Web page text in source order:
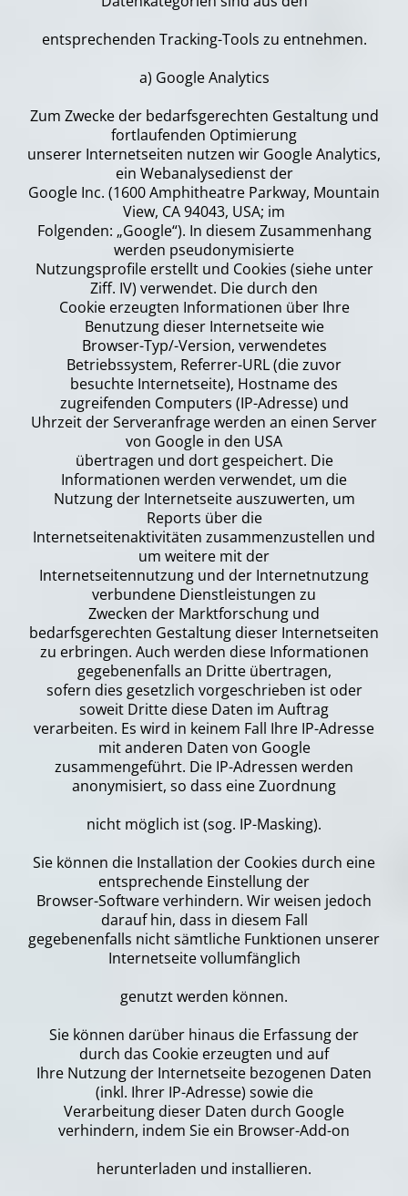
entsprechenden Tracking-Tools zu entnehmen.
a) Google Analytics
Zum Zwecke der bedarfsgerechten Gestaltung und
fortlaufenden Optimierung
unserer Internetseiten nutzen wir Google Analytics,
ein Webanalysedienst der
Google Inc. (1600 Amphitheatre Parkway, Mountain
View, CA 94043, USA; im
Folgenden: „Google“). In diesem Zusammenhang
werden pseudonymisierte
Nutzungsprofile erstellt und Cookies (siehe unter
Ziff. IV) verwendet. Die durch den
Cookie erzeugten Informationen über Ihre
Benutzung dieser Internetseite wie
Browser-Typ/-Version, verwendetes
Betriebssystem, Referrer-URL (die zuvor
besuchte Internetseite), Hostname des
zugreifenden Computers (IP-Adresse) und
Uhrzeit der Serveranfrage werden an einen Server
von Google in den USA
übertragen und dort gespeichert. Die
Informationen werden verwendet, um die
Nutzung der Internetseite auszuwerten, um
Reports über die
Internetseitenaktivitäten zusammenzustellen und
um weitere mit der
Internetseitennutzung und der Internetnutzung
verbundene Dienstleistungen zu
Zwecken der Marktforschung und
bedarfsgerechten Gestaltung dieser Internetseiten
zu erbringen. Auch werden diese Informationen
gegebenenfalls an Dritte übertragen,
sofern dies gesetzlich vorgeschrieben ist oder
soweit Dritte diese Daten im Auftrag
verarbeiten. Es wird in keinem Fall Ihre IP-Adresse
mit anderen Daten von Google
zusammengeführt. Die IP-Adressen werden
anonymisiert, so dass eine Zuordnung
nicht möglich ist (sog. IP-Masking).
Sie können die Installation der Cookies durch eine
entsprechende Einstellung der
Browser-Software verhindern. Wir weisen jedoch
darauf hin, dass in diesem Fall
gegebenenfalls nicht sämtliche Funktionen unserer
Internetseite vollumfänglich
genutzt werden können.
Sie können darüber hinaus die Erfassung der
durch das Cookie erzeugten und auf
Ihre Nutzung der Internetseite bezogenen Daten
(inkl. Ihrer IP-Adresse) sowie die
Verarbeitung dieser Daten durch Google
verhindern, indem Sie ein Browser-Add-on
herunterladen und installieren.